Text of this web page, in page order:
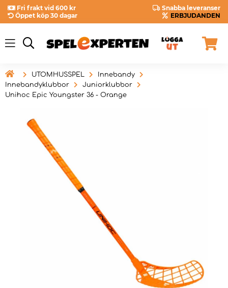
Fri frakt vid 600 kr
Snabba leveranser
Öppet köp 30 dagar
ERBJUDANDEN
 UTOMHUSSPEL
Innebandy
Innebandyklubbor
Juniorklubbor
Unihoc Epic Youngster 36 - Orange